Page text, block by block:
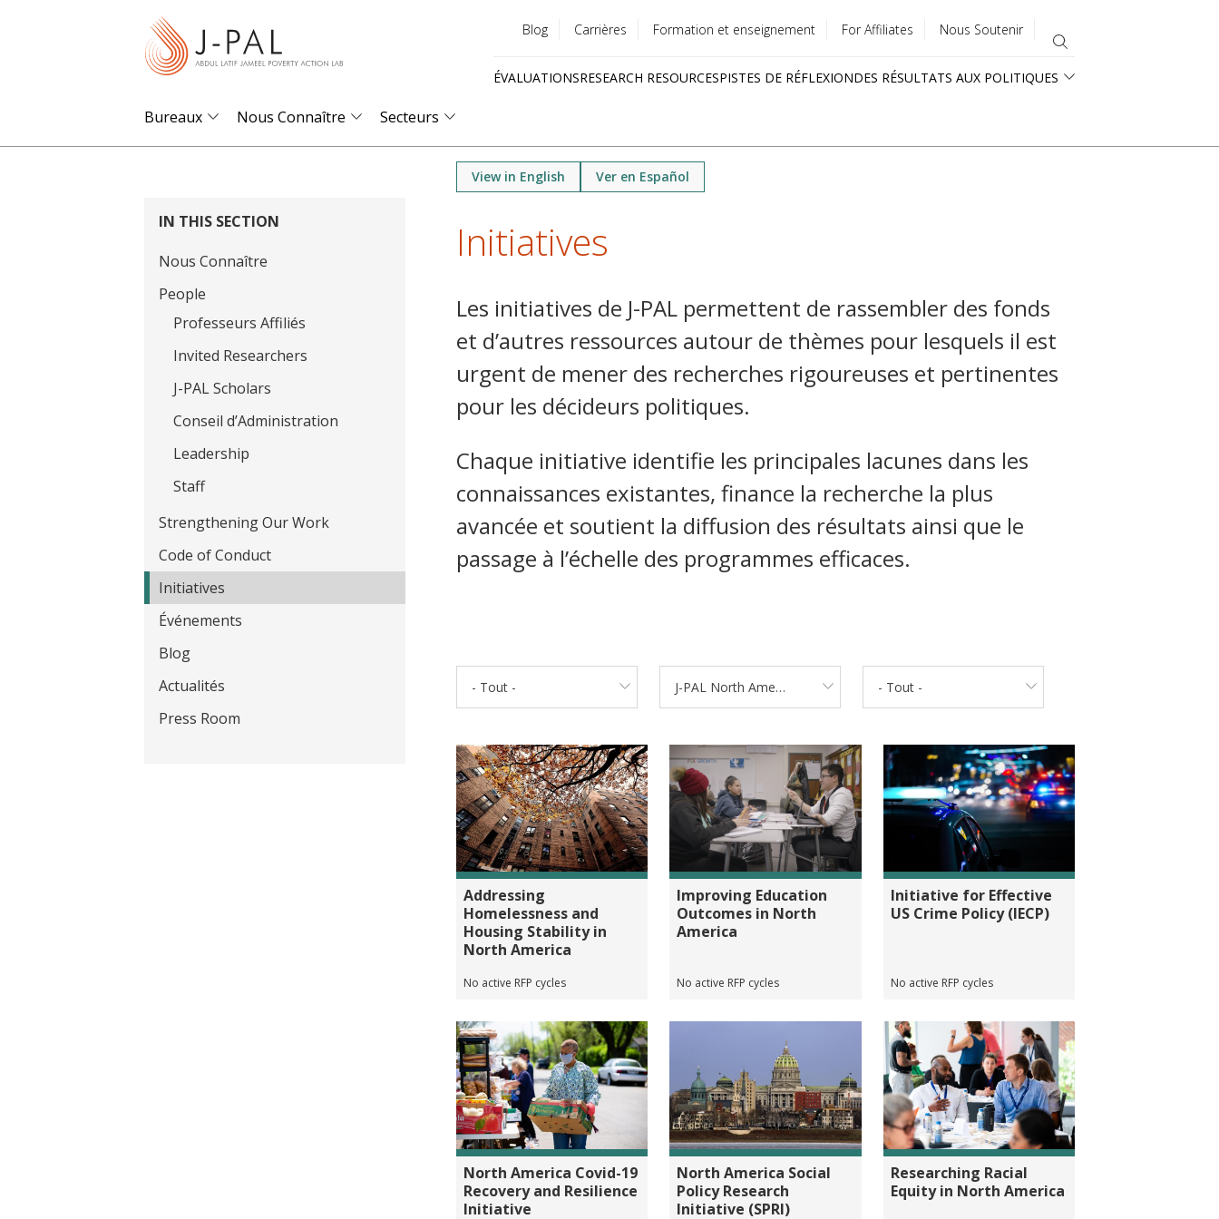
menu
Blog Carrières Formation et enseignement For Affiliates Nous Soutenir
ÉVALUATIONSRESEARCH RESOURCESPISTES DE RÉFLEXIONDES RÉSULTATS AUX POLITIQUES
Bureaux Nous Connaître Secteurs
IN THIS SECTION
Nous Connaître
People
Professeurs Affiliés
Invited Researchers
J-PAL Scholars
Conseil d’Administration
Leadership
Staff
Strengthening Our Work
Code of Conduct
Initiatives
Événements
Blog
Actualités
Press Room
View in English Ver en Español
Initiatives
Les initiatives de J-PAL permettent de rassembler des fonds
et d’autres ressources autour de thèmes pour lesquels il est
urgent de mener des recherches rigoureuses et pertinentes
pour les décideurs politiques.
Chaque initiative identifie les principales lacunes dans les
connaissances existantes, finance la recherche la plus
avancée et soutient la diffusion des résultats ainsi que le
passage à l’échelle des programmes efficaces.
- Tout - J-PAL North America - Tout -
Addressing
Homelessness and
Housing Stability in
North America
No active RFP cycles
Improving Education
Outcomes in North
America
No active RFP cycles
Initiative for Effective
US Crime Policy (IECP)
No active RFP cycles
North America Covid-19
Recovery and Resilience
Initiative
North America Social
Policy Research
Initiative (SPRI)
Researching Racial
Equity in North America